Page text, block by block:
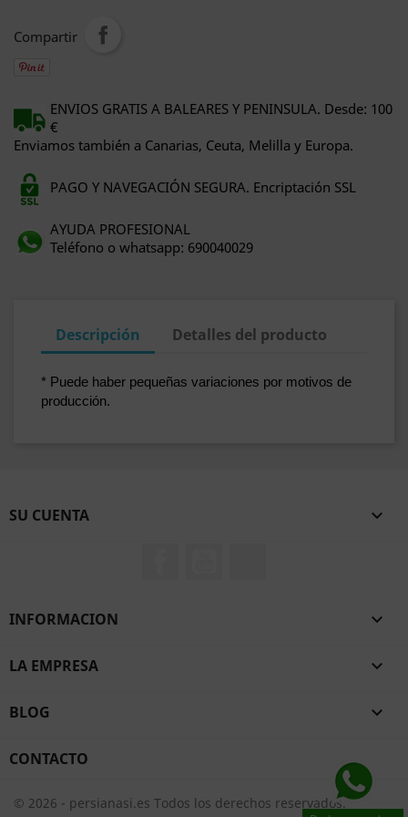
Compartir
ENVIOS GRATIS A BALEARES Y PENINSULA. Desde: 100
€
Enviamos también a Canarias, Ceuta, Melilla y Europa.
PAGO Y NAVEGACIÓN SEGURA. Encriptación SSL
AYUDA PROFESIONAL
Teléfono o whatsapp: 690040029
Descripción Detalles del producto
* Puede haber pequeñas variaciones por motivos de
producción.
SU CUENTA 
INFORMACION 
LA EMPRESA 
BLOG 
CONTACTO
© 2026 - persianasi.es Todos los derechos reservados.